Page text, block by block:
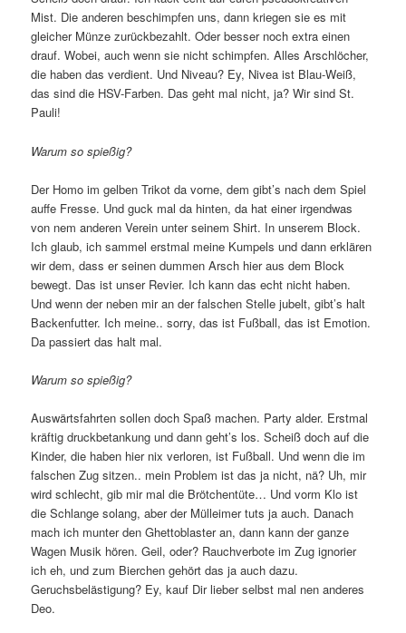
Mist. Die anderen beschimpfen uns, dann kriegen sie es mit
gleicher Münze zurückbezahlt. Oder besser noch extra einen
drauf. Wobei, auch wenn sie nicht schimpfen. Alles Arschlöcher,
die haben das verdient. Und Niveau? Ey, Nivea ist Blau-Weiß,
das sind die HSV-Farben. Das geht mal nicht, ja? Wir sind St.
Pauli!
Warum so spießig?
Der Homo im gelben Trikot da vorne, dem gibt’s nach dem Spiel
auffe Fresse. Und guck mal da hinten, da hat einer irgendwas
von nem anderen Verein unter seinem Shirt. In unserem Block.
Ich glaub, ich sammel erstmal meine Kumpels und dann erklären
wir dem, dass er seinen dummen Arsch hier aus dem Block
bewegt. Das ist unser Revier. Ich kann das echt nicht haben.
Und wenn der neben mir an der falschen Stelle jubelt, gibt’s halt
Backenfutter. Ich meine.. sorry, das ist Fußball, das ist Emotion.
Da passiert das halt mal.
Warum so spießig?
Auswärtsfahrten sollen doch Spaß machen. Party alder. Erstmal
kräftig druckbetankung und dann geht’s los. Scheiß doch auf die
Kinder, die haben hier nix verloren, ist Fußball. Und wenn die im
falschen Zug sitzen.. mein Problem ist das ja nicht, nä? Uh, mir
wird schlecht, gib mir mal die Brötchentüte… Und vorm Klo ist
die Schlange solang, aber der Mülleimer tuts ja auch. Danach
mach ich munter den Ghettoblaster an, dann kann der ganze
Wagen Musik hören. Geil, oder? Rauchverbote im Zug ignorier
ich eh, und zum Bierchen gehört das ja auch dazu.
Geruchsbelästigung? Ey, kauf Dir lieber selbst mal nen anderes
Deo.